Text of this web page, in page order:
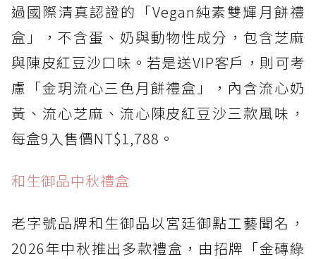
過國際清真認證的「Vegan純素雙輝月餅禮
盒」，不含蛋、奶與動物性成分，包含芝麻
與陳皮紅豆沙口味。若是送VIP客戶，則可考
慮「金玥流心三色月餅禮盒」，內含流心奶
黃、流心芝麻、流心陳皮紅豆沙三款風味，
每盒9入售價NT$1,788。
和生御品中秋禮盒
老字號品牌和生御品以宮廷御點工藝聞名，
2026年中秋推出多款禮盒，由招牌「金磚綠